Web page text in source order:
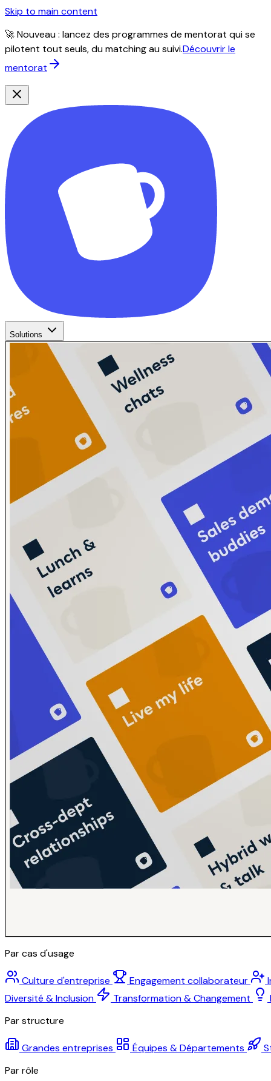
Skip to main content
🚀 Nouveau : lancez des programmes de mentorat qui se
pilotent tout seuls, du matching au suivi.Découvrir le
mentorat
Solutions
Par cas d'usage
Culture d'entreprise Engagement collaborateur
Diversité & Inclusion
Transformation & Changement
Par structure
Grandes entreprises Équipes & Départements
Par rôle